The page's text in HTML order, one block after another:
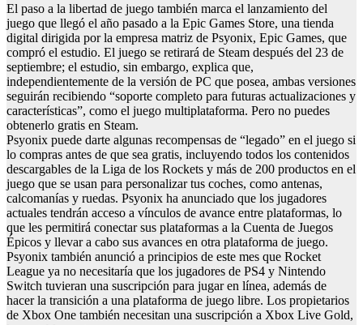
El paso a la libertad de juego también marca el lanzamiento del
juego que llegó el año pasado a la Epic Games Store, una tienda
digital dirigida por la empresa matriz de Psyonix, Epic Games, que
compró el estudio. El juego se retirará de Steam después del 23 de
septiembre; el estudio, sin embargo, explica que,
independientemente de la versión de PC que posea, ambas versiones
seguirán recibiendo “soporte completo para futuras actualizaciones y
características”, como el juego multiplataforma. Pero no puedes
obtenerlo gratis en Steam.
Psyonix puede darte algunas recompensas de “legado” en el juego si
lo compras antes de que sea gratis, incluyendo todos los contenidos
descargables de la Liga de los Rockets y más de 200 productos en el
juego que se usan para personalizar tus coches, como antenas,
calcomanías y ruedas. Psyonix ha anunciado que los jugadores
actuales tendrán acceso a vínculos de avance entre plataformas, lo
que les permitirá conectar sus plataformas a la Cuenta de Juegos
Épicos y llevar a cabo sus avances en otra plataforma de juego.
Psyonix también anunció a principios de este mes que Rocket
League ya no necesitaría que los jugadores de PS4 y Nintendo
Switch tuvieran una suscripción para jugar en línea, además de
hacer la transición a una plataforma de juego libre. Los propietarios
de Xbox One también necesitan una suscripción a Xbox Live Gold,